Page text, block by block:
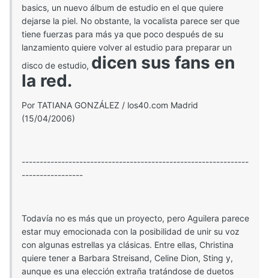
basics, un nuevo álbum de estudio en el que quiere
dejarse la piel. No obstante, la vocalista parece ser que
tiene fuerzas para más ya que poco después de su
lanzamiento quiere volver al estudio para preparar un
disco de estudio, dicen sus fans en
la red.
Por TATIANA GONZÁLEZ / los40.com Madrid
(15/04/2006)
---------------------------------------------------------------
-----------------
Todavía no es más que un proyecto, pero Aguilera parece
estar muy emocionada con la posibilidad de unir su voz
con algunas estrellas ya clásicas. Entre ellas, Christina
quiere tener a Barbara Streisand, Celine Dion, Sting y,
aunque es una elección extraña tratándose de duetos